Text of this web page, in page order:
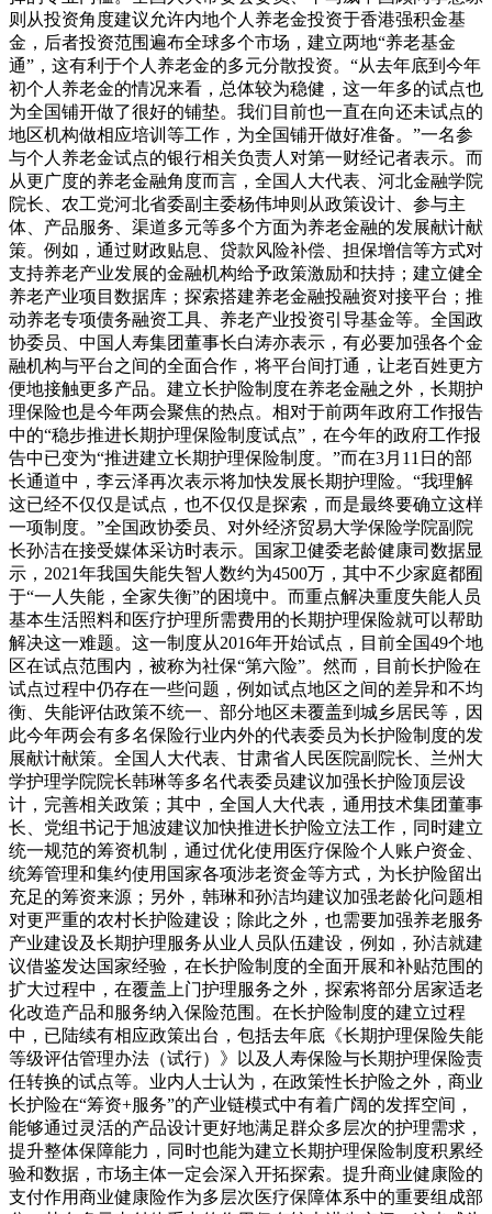
则从投资角度建议允许内地个人养老金投资于香港强积金基
金，后者投资范围遍布全球多个市场，建立两地“养老基金
通”，这有利于个人养老金的多元分散投资。“从去年底到今年
初个人养老金的情况来看，总体较为稳健，这一年多的试点也
为全国铺开做了很好的铺垫。我们目前也一直在向还未试点的
地区机构做相应培训等工作，为全国铺开做好准备。”一名参
与个人养老金试点的银行相关负责人对第一财经记者表示。而
从更广度的养老金融角度而言，全国人大代表、河北金融学院
院长、农工党河北省委副主委杨伟坤则从政策设计、参与主
体、产品服务、渠道多元等多个方面为养老金融的发展献计献
策。例如，通过财政贴息、贷款风险补偿、担保增信等方式对
支持养老产业发展的金融机构给予政策激励和扶持；建立健全
养老产业项目数据库；探索搭建养老金融投融资对接平台；推
动养老专项债务融资工具、养老产业投资引导基金等。全国政
协委员、中国人寿集团董事长白涛亦表示，有必要加强各个金
融机构与平台之间的全面合作，将平台间打通，让老百姓更方
便地接触更多产品。建立长护险制度在养老金融之外，长期护
理保险也是今年两会聚焦的热点。相对于前两年政府工作报告
中的“稳步推进长期护理保险制度试点”，在今年的政府工作报
告中已变为“推进建立长期护理保险制度。”而在3月11日的部
长通道中，李云泽再次表示将加快发展长期护理险。“我理解
这已经不仅仅是试点，也不仅仅是探索，而是最终要确立这样
一项制度。”全国政协委员、对外经济贸易大学保险学院副院
长孙洁在接受媒体采访时表示。国家卫健委老龄健康司数据显
示，2021年我国失能失智人数约为4500万，其中不少家庭都囿
于“一人失能，全家失衡”的困境中。而重点解决重度失能人员
基本生活照料和医疗护理所需费用的长期护理保险就可以帮助
解决这一难题。这一制度从2016年开始试点，目前全国49个地
区在试点范围内，被称为社保“第六险”。然而，目前长护险在
试点过程中仍存在一些问题，例如试点地区之间的差异和不均
衡、失能评估政策不统一、部分地区未覆盖到城乡居民等，因
此今年两会有多名保险行业内外的代表委员为长护险制度的发
展献计献策。全国人大代表、甘肃省人民医院副院长、兰州大
学护理学院院长韩琳等多名代表委员建议加强长护险顶层设
计，完善相关政策；其中，全国人大代表，通用技术集团董事
长、党组书记于旭波建议加快推进长护险立法工作，同时建立
统一规范的筹资机制，通过优化使用医疗保险个人账户资金、
统筹管理和集约使用国家各项涉老资金等方式，为长护险留出
充足的筹资来源；另外，韩琳和孙洁均建议加强老龄化问题相
对更严重的农村长护险建设；除此之外，也需要加强养老服务
产业建设及长期护理服务从业人员队伍建设，例如，孙洁就建
议借鉴发达国家经验，在长护险制度的全面开展和补贴范围的
扩大过程中，在覆盖上门护理服务之外，探索将部分居家适老
化改造产品和服务纳入保险范围。在长护险制度的建立过程
中，已陆续有相应政策出台，包括去年底《长期护理保险失能
等级评估管理办法（试行）》以及人寿保险与长期护理保险责
任转换的试点等。业内人士认为，在政策性长护险之外，商业
长护险在“筹资+服务”的产业链模式中有着广阔的发挥空间，
能够通过灵活的产品设计更好地满足群众多层次的护理需求，
提升整体保障能力，同时也能为建立长期护理保险制度积累经
验和数据，市场主体一定会深入开拓探索。提升商业健康险的
支付作用商业健康险作为多层次医疗保障体系中的重要组成部